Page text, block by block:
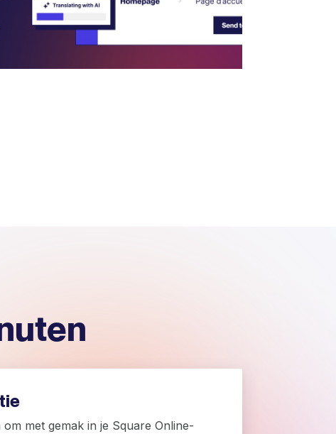
met gemak in je Square Online-